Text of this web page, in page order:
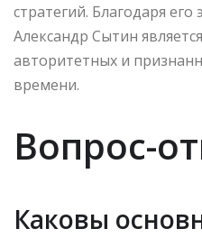
стратегий. Благодаря его
Александр Сытин
авторитетных и
времени.
Вопрос-
Каковы